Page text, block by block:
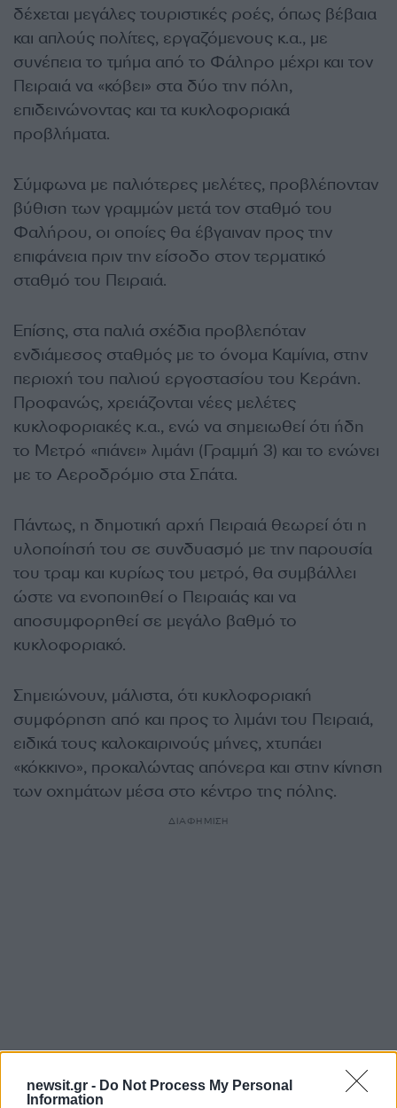
newsit.gr - Do Not Process My Personal
Information
δέχεται μεγάλες τουριστικές ροές, όπως βέβαια
και απλούς πολίτες, εργαζόμενους κ.α., με
συνέπεια το τμήμα από το Φάληρο μέχρι και τον
Πειραιά να «κόβει» στα δύο την πόλη,
επιδεινώνοντας και τα κυκλοφοριακά
προβλήματα.
Σύμφωνα με παλιότερες μελέτες, προβλέπονταν
βύθιση των γραμμών μετά τον σταθμό του
Φαλήρου, οι οποίες θα έβγαιναν προς την
επιφάνεια πριν την είσοδο στον τερματικό
σταθμό του Πειραιά.
Επίσης, στα παλιά σχέδια προβλεπόταν
ενδιάμεσος σταθμός με το όνομα Καμίνια, στην
περιοχή του παλιού εργοστασίου του Κεράνη.
Προφανώς, χρειάζονται νέες μελέτες
κυκλοφοριακές κ.α., ενώ να σημειωθεί ότι ήδη
το Μετρό «πιάνει» λιμάνι (Γραμμή 3) και το ενώνει
με το Αεροδρόμιο στα Σπάτα.
Πάντως, η δημοτική αρχή Πειραιά θεωρεί ότι η
υλοποίησή του σε συνδυασμό με την παρουσία
του τραμ και κυρίως του μετρό, θα συμβάλλει
ώστε να ενοποιηθεί ο Πειραιάς και να
αποσυμφορηθεί σε μεγάλο βαθμό το
κυκλοφοριακό.
Σημειώνουν, μάλιστα, ότι κυκλοφοριακή
συμφόρηση από και προς το λιμάνι του Πειραιά,
ειδικά τους καλοκαιρινούς μήνες, χτυπάει
«κόκκινο», προκαλώντας απόνερα και στην κίνηση
των οχημάτων μέσα στο κέντρο της πόλης.
ΔΙΑΦΗΜΙΣΗ
Αν τα χάσατε